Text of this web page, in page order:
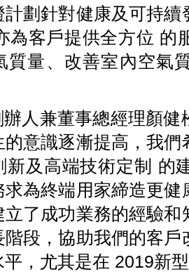
計劃針對健康及可持
為客戶提供全方位 的
質量、改善室內空氣
人兼董事總經理顏
的意識逐漸提高，我
新及高端技術定制 的
求為終端用家締造更
立了成功業務的經驗
階段，協助我們的客
平，尤其是在 2019新